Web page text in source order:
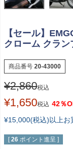
【セール】
クローム クラ
商品番号 20-43000
¥2,860税込
¥1,650税込 42％
¥15,000(税込)以上お
[ 26 ポイント進呈 ]